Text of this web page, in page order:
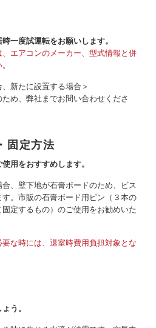
一度試運転をお願いします。
エアコンのメーカー、型式情報と併
新たに設置する場合＞
め、弊社までお問い合わせくださ
固定方法
用をおすすめします。
、壁下地が石膏ボードのため、ビス
。市販の石膏ボード用ピン（３本の
定するもの）のご使用をお勧めいた
な時には、退室時費用負担対象とな
う。